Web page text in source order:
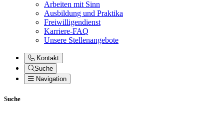
Arbeiten mit Sinn
Ausbildung und Praktika
Freiwilligendienst
Karriere-FAQ
Unsere Stellenangebote
Kontakt
Suche
Navigation
Suche